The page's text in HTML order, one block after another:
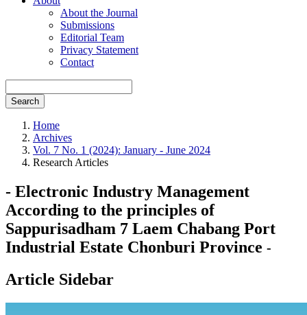
About the Journal
Submissions
Editorial Team
Privacy Statement
Contact
Search
Home
Archives
Vol. 7 No. 1 (2024): January - June 2024
Research Articles
- Electronic Industry Management
According to the principles of
Sappurisadham 7 Laem Chabang Port
Industrial Estate Chonburi Province -
Article Sidebar